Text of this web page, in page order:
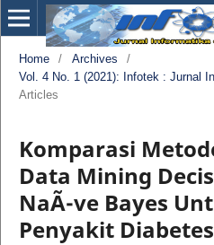
Home / Archives
/
Vol. 4 No. 1 (2021): Infotek : Jurnal
Articles
Komparasi
Data Mining
NaÃ¯ve Bayes
Penyakit Diabetes